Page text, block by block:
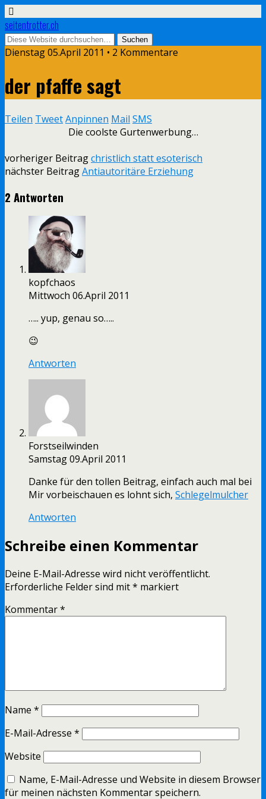
seitentrotter.ch
Dienstag 05.April 2011 • 2 Kommentare
der pfaffe sagt
Teilen TweetAnpinnen Mail SMS
Die coolste Gurtenwerbung…
vorheriger Beitragchristlich statt esoterisch
nächster BeitragAntiautoritäre Erziehung
2 Antworten
kopfchaos
Mittwoch 06.April 2011
….. yup, genau so…..
😉
Antworten
Forstseilwinden
Samstag 09.April 2011
Danke für den tollen Beitrag, einfach auch mal bei
Mir vorbeischauen es lohnt sich, Schlegelmulcher
Antworten
Schreibe einen Kommentar
Deine E-Mail-Adresse wird nicht veröffentlicht.
Erforderliche Felder sind mit* markiert
Kommentar*
Name *
E-Mail-Adresse *
Website
Name, E-Mail-Adresse und Website in diesem Browser
für meinen nächsten Kommentar speichern.